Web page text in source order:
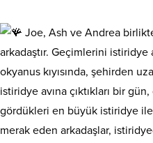
Joe, Ash ve Andrea
arkadaştır. Geçimlerini istiridye
okyanus kıyısında, şehirden
istiridye avına çıktıkları bir
gördükleri en büyük istiridye ile
merak eden arkadaşlar,